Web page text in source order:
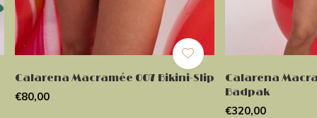
Calarena Macramée 007 Bikini-Slip
€80,00
Calarena
Badpak
€320,00